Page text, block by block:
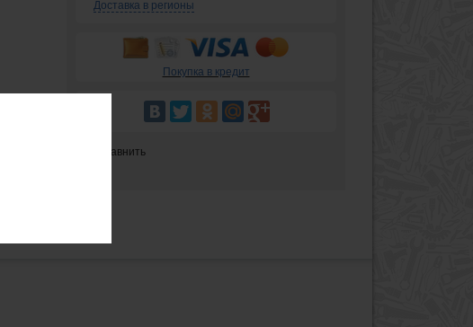
Доставка в регионы
Покупка в кредит
Сравнить